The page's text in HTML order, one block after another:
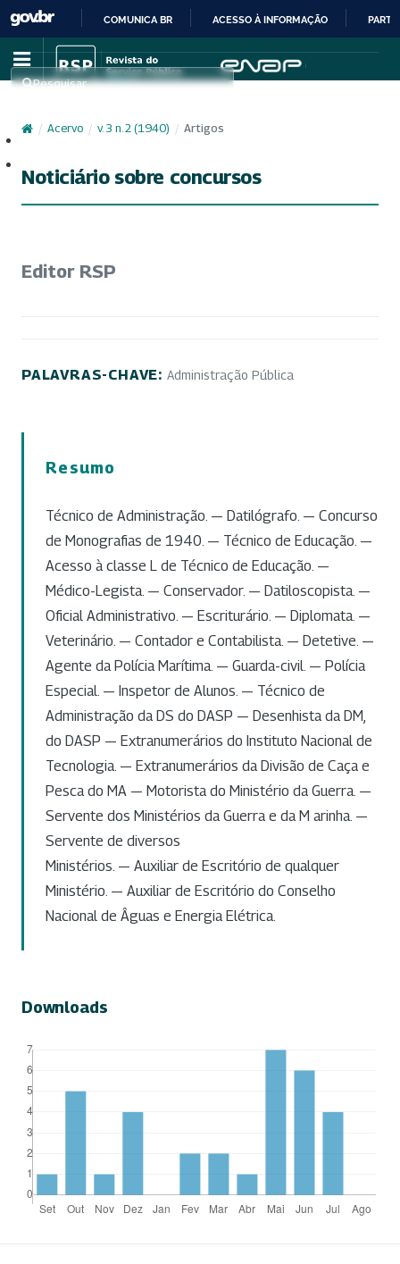
IR
PARA
CONTEÚDO
COMUNICA BR ACESSO À INFORMAÇÃO
Pesquisar
/ Acervo / v. 3 n. 2 (1940) / Artigos
Noticiário sobre concursos
Editor RSP
PALAVRAS-CHAVE: Administração Pública
Resumo
Técnico de Administração. — Datilógrafo. — Concurso
de Monografias de 1940. — Técnico de Educação. —
Acesso à classe L de Técnico de Educação. —
Médico-Legista. — Conservador. — Datiloscopista. —
Oficial Administrativo. — Escriturário. — Diplomata. —
Veterinário. — Contador e Contabilista. — Detetive. —
Agente da Polícia Marítima. — Guarda-civil. — Polícia
Especial. — Inspetor de Alunos. — Técnico de
Administração da DS do DASP — Desenhista da DM,
do DASP — Extranumerários do Instituto Nacional de
Tecnologia. — Extranumerários da Divisão de Caça e
Pesca do MA — Motorista do Ministério da Guerra. —
Servente dos Ministérios da Guerra e da M arinha. —
Servente de diversos
Ministérios. — Auxiliar de Escritório de qualquer
Ministério. — Auxiliar de Escritório do Conselho
Nacional de Âguas e Energia Elétrica.
Downloads